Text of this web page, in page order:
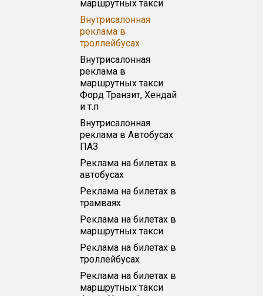
маршрутных такси
Внутрисалонная
реклама в
троллейбусах
Внутрисалонная
реклама в
маршрутных такси
Форд Транзит, Хендай
и т.п
Внутрисалонная
реклама в Автобусах
ПАЗ
Реклама на билетах в
автобусах
Реклама на билетах в
трамваях
Реклама на билетах в
маршрутных такси
Реклама на билетах в
троллейбусах
Реклама на билетах в
маршрутных такси